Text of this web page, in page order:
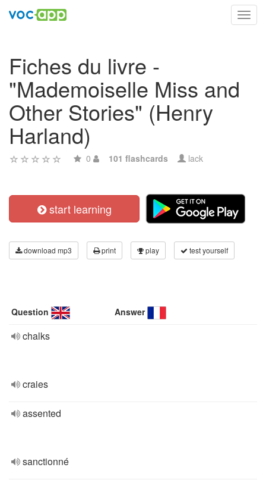
Fiches du livre -
"Mademoiselle Miss and
Other Stories" (Henry
Harland)
0 101 flashcards lack
start learning
download mp3 print play test yourself
Question Answer
chalks
craies
assented
sanctionné